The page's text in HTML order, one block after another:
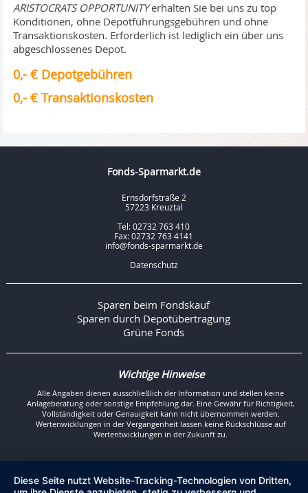
ARISTOCRATS OPPORTUNITYerhalten Sie bei uns zu top
Konditionen, ohne Depotführungsgebühren und ohne
Transaktionskosten. Erforderlich ist lediglich ein über uns
abgeschlossenes Depot.
0,- € Depotgebühren
0,- € Transaktionskosten
Fonds-Sparmarkt.de
Ernsdorfstraße 2
57223 Kreuztal
Tel: 02732 763 410
Fax: 02732 763 4141
info@fonds-sparmarkt.de
Datenschutz
Sparen beim Fondskauf
Sparen durch Depotübertragung
Grüne Fonds
Wichtige Hinweise
Alle Angaben dienen ausschließlich der Information und stellen keine
Anlageberatung oder sonstige Empfehlung dar. Eine Gewähr für Richtigkeit,
Vollständigkeit oder Genauigkeit kann nicht übernommen werden.
Wertenwicklungen in der Vergangenheit lassen keine Rückschlüsse auf
Wertentwicklungen in der Zukunft zu.
Diese Seite nutzt Website-Tracking-Technologien von Dritten,